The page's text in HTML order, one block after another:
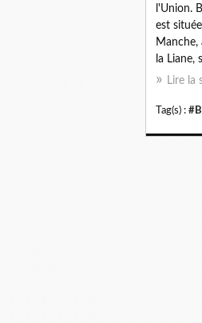
l'Union.
est
Manche,
la Liane,
Lire la
Tag(s) :